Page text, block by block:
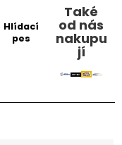
Hlídací
pes
Také
od nás
nakupu
jí